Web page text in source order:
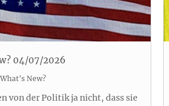
04/07/2026
What's New?
von der Politik ja nicht, dass sie